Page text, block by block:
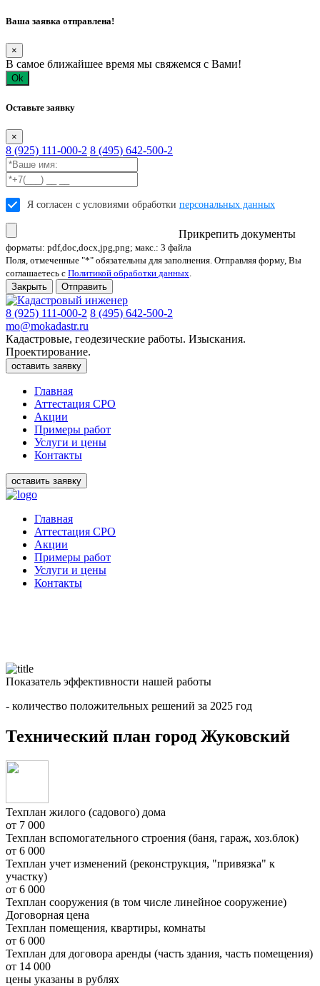
Ваша заявка отправлена!
×
В самое ближайшее время мы свяжемся с Вами!
Ok
Оставьте заявку
×
8 (925) 111-000-2 8 (495) 642-500-2
Я согласен с условиями обработки персональных данных
Прикрепить документы
форматы: pdf,doc,docx,jpg,png; макс.: 3 файла
Поля, отмеченные "*" обязательны для заполнения. Отправляя форму, Вы
соглашаетесь с Политикой обработки данных
Закрыть
Отправить
8 (925) 111-000-2 8 (495) 642-500-2
mo@mokadastr.ru
Кадастровые, геодезические работы. Изыскания.
Проектирование.
оставить заявку
Главная
Аттестация СРО
Акции
Примеры работ
Услуги и цены
Контакты
оставить заявку
Главная
Аттестация СРО
Акции
Примеры работ
Услуги и цены
Контакты
Показатель эффективности нашей работы
- количество положительных решений за 2025 год
Технический план город Жуковский
Техплан жилого (садового) дома
от 7 000
Техплан вспомогательного строения (баня, гараж, хоз.блок)
от 6 000
Техплан учет изменений (реконструкция, "привязка" к
участку)
от 6 000
Техплан сооружения (в том числе линейное сооружение)
Договорная цена
Техплан помещения, квартиры, комнаты
от 6 000
Техплан для договора аренды (часть здания, часть помещения)
от 14 000
цены указаны в рублях